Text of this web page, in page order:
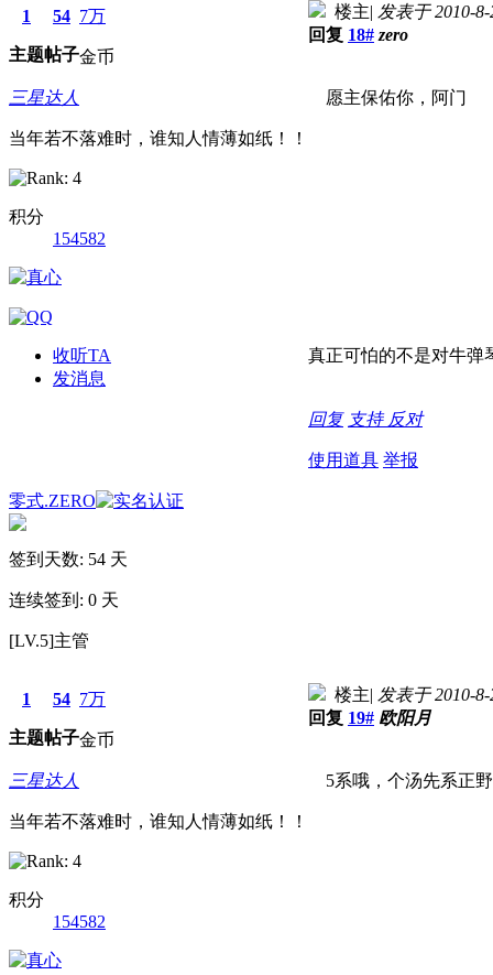
1
主题
54
帖子
7万
金币
三星达人
当年若不落难时，谁知人情薄如纸！！
积分
154582
收听TA
发消息
楼主| 发表于 2010-8-
回复 18# zero
愿主保佑你，阿门
真正可怕的不是对牛弹
回复 支持 反对
使用道具 举报
零式.ZERO
签到天数: 54 天
连续签到: 0 天
[LV.5]主管
1
主题
54
帖子
7万
金币
三星达人
当年若不落难时，谁知人情薄如纸！！
积分
154582
楼主| 发表于 2010-8-
回复 19# 欧阳月
5系哦，个汤先系正